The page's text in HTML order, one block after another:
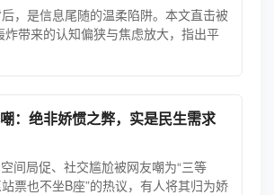
后，是信息尾随的温柔陷阱。本文直击被
炸带来的认知偏狭与焦虑放大，指出平
：绝非娇惯之弊，实是民生需求
间局促、社交尴尬被网友嘲为“三等
站票也不坐B座”的热议，有人将其归为娇